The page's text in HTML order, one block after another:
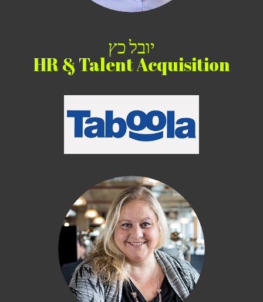
יובל כץ
HR & Talent Acquisition